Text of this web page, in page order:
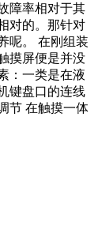
障率相对于其
对的。那针对
呢。 在刚组装
摸屏便是并没
：一类是在液
键盘口的连线
节 在触摸一体